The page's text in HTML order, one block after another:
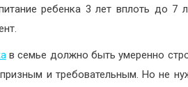
ребенка 3 лет вплоть до 7
в семье должно быть умеренно
и требовательным. Но не